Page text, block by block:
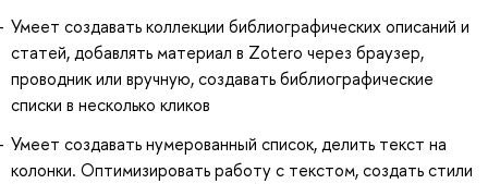
Умеет создавать коллекции библиографических описаний и
статей, добавлять материал в Zotero через браузер,
проводник или вручную, создавать библиографические
списки в несколько кликов
Умеет создавать нумерованный список, делить текст на
колонки. Оптимизировать работу с текстом, создать стили